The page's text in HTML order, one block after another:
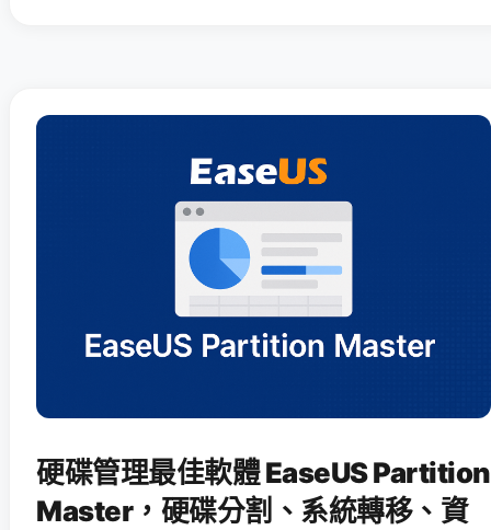
硬碟管理最佳軟體 EaseUS Partition
Master，硬碟分割、系統轉移、資